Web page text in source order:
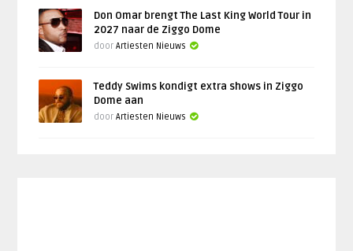
Don Omar brengt The Last King World Tour in
2027 naar de Ziggo Dome
doorArtiesten Nieuws
Teddy Swims kondigt extra shows in Ziggo
Dome aan
doorArtiesten Nieuws